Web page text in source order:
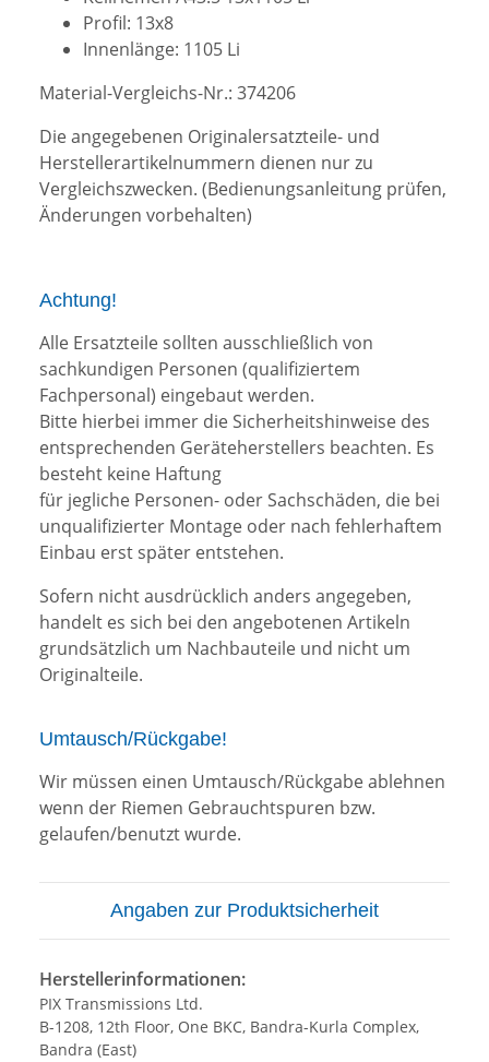
Profil: 13x8
Innenlänge: 1105 Li
Material-Vergleichs-Nr.: 374206
Die angegebenen Originalersatzteile- und
Herstellerartikelnummern dienen nur zu
Vergleichszwecken. (Bedienungsanleitung prüfen,
Änderungen vorbehalten)
Achtung!
Alle Ersatzteile sollten ausschließlich von
sachkundigen Personen (qualifiziertem
Fachpersonal) eingebaut werden.
Bitte hierbei immer die Sicherheitshinweise des
entsprechenden Geräteherstellers beachten. Es
besteht keine Haftung
für jegliche Personen- oder Sachschäden, die bei
unqualifizierter Montage oder nach fehlerhaftem
Einbau erst später entstehen.
Sofern nicht ausdrücklich anders angegeben,
handelt es sich bei den angebotenen Artikeln
grundsätzlich um Nachbauteile und nicht um
Originalteile.
Umtausch/Rückgabe!
Wir müssen einen Umtausch/Rückgabe ablehnen
wenn der Riemen Gebrauchtspuren bzw.
gelaufen/benutzt wurde.
Angaben zur Produktsicherheit
Herstellerinformationen:
PIX Transmissions Ltd.
B-1208, 12th Floor, One BKC, Bandra-Kurla Complex,
Bandra (East)